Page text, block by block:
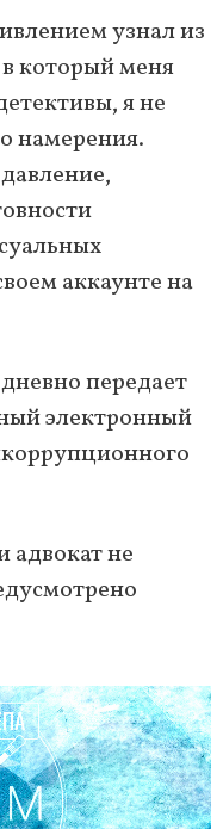
узнал из
который меня
я не
намерения.
аккаунте на
передает
электронный
адвокат не